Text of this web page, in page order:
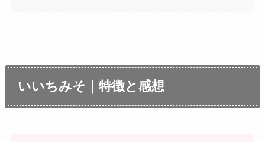
いいちみそ｜特徴と感想